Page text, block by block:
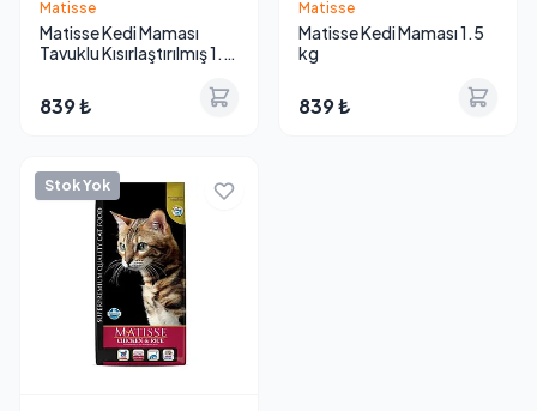
Matisse
Matisse Kedi Maması
Tavuklu Kısırlaştırılmış 1.5
839 ₺
Matisse
Matisse Kedi Maması 1.5
kg
839 ₺
Stok Yok